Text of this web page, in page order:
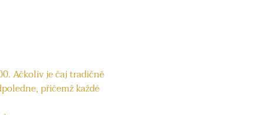
Ačkoliv je čaj tradičně
přičemž každé